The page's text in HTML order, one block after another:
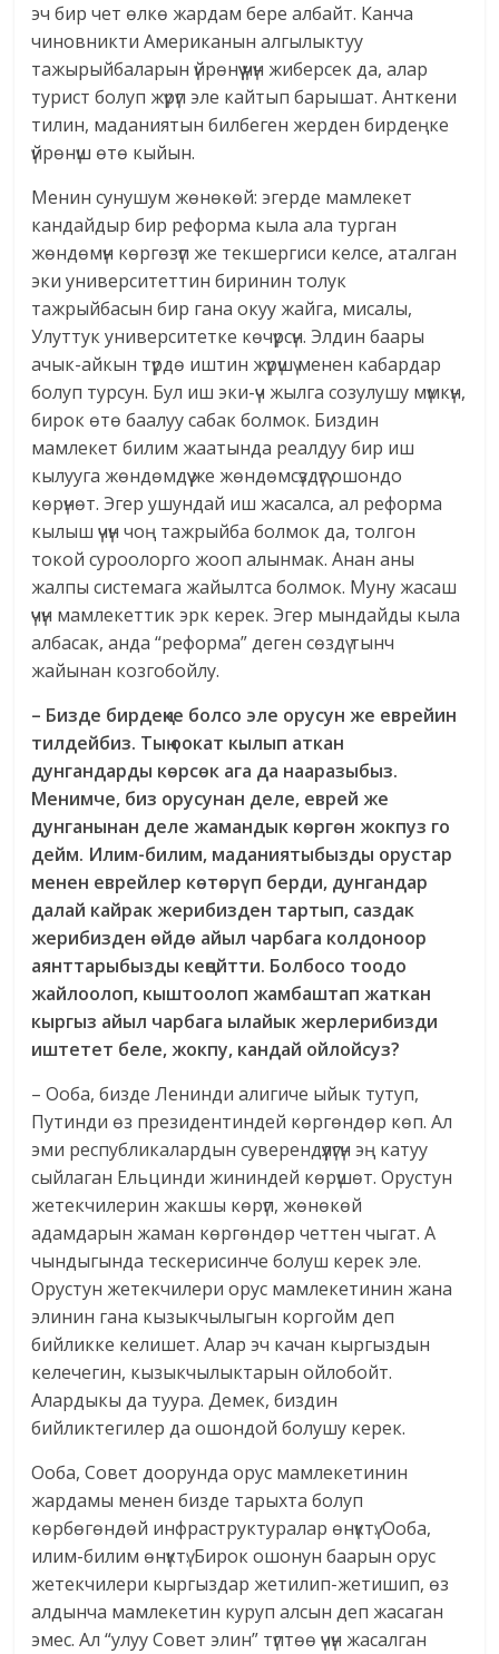
эч бир чет өлкө жардам бере албайт. Канча
чиновникти Американын алгылыктуу
тажырыйбаларын үйрөнүү үчүн жиберсек да, алар
турист болуп жүрүп эле кайтып барышат. Анткени
тилин, маданиятын билбеген жерден бирдеңке
үйрөнүш өтө кыйын.
Менин сунушум жөнөкөй: эгерде мамлекет
кандайдыр бир реформа кыла ала турган
жөндөмүн көргөзүп же текшергиси келсе, аталган
эки университеттин биринин толук
тажрыйбасын бир гана окуу жайга, мисалы,
Улуттук университетке көчүрсүн. Элдин баары
ачык-айкын түрдө иштин жүрүшү менен кабардар
болуп турсун. Бул иш эки-үч жылга созулушу мүмкүн,
бирок өтө баалуу сабак болмок. Биздин
мамлекет билим жаатында реалдуу бир иш
кылууга жөндөмдүү же жөндөмсүздүгү ошондо
көрүнөт. Эгер ушундай иш жасалса, ал реформа
кылыш үчүн чоң тажрыйба болмок да, толгон
токой суроолорго жооп алынмак. Анан аны
жалпы системага жайылтса болмок. Муну жасаш
үчүн мамлекеттик эрк керек. Эгер мындайды кыла
албасак, анда “реформа” деген сөздү тынч
жайынан козгобойлу.
– Бизде бирдеңке болсо эле орусун же еврейин
тилдейбиз. Тың оокат кылып аткан
дунгандарды көрсөк ага да нааразыбыз.
Менимче, биз орусунан деле, еврей же
дунганынан деле жамандык көргөн жокпуз го
дейм. Илим-билим, маданиятыбызды орустар
менен еврейлер көтөрүп берди, дунгандар
далай кайрак жерибизден тартып, саздак
жерибизден өйдө айыл чарбага колдоноор
аянттарыбызды кеңейтти. Болбосо тоодо
жайлоолоп, кыштоолоп жамбаштап жаткан
кыргыз айыл чарбага ылайык жерлерибизди
иштетет беле, жокпу, кандай ойлойсуз?
– Ооба, бизде Ленинди алигиче ыйык тутуп,
Путинди өз президентиндей көргөндөр көп. Ал
эми республикалардын суверендүүлүгүн эң катуу
сыйлаган Ельцинди жининдей көрүшөт. Орустун
жетекчилерин жакшы көрүп, жөнөкөй
адамдарын жаман көргөндөр четтен чыгат. А
чындыгында тескерисинче болуш керек эле.
Орустун жетекчилери орус мамлекетинин жана
элинин гана кызыкчылыгын коргойм деп
бийликке келишет. Алар эч качан кыргыздын
келечегин, кызыкчылыктарын ойлобойт.
Алардыкы да туура. Демек, биздин
бийликтегилер да ошондой болушу керек.
Ооба, Совет доорунда орус мамлекетинин
жардамы менен бизде тарыхта болуп
көрбөгөндөй инфраструктуралар өнүктү. Ооба,
илим-билим өнүктү. Бирок ошонун баарын орус
жетекчилери кыргыздар жетилип-жетишип, өз
алдынча мамлекетин куруп алсын деп жасаган
эмес. Ал “улуу Совет элин” түптөө үчүн жасалган